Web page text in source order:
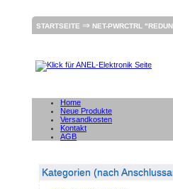
STARTSEITE ⇒ NET-PWRCTRL
Home
Neue Produkte
Versandkosten
Kontakt
AGB
Kategorien (nach